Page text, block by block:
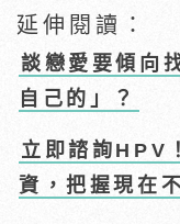
延伸閱讀：
談戀愛要傾向
自己的」？
立即諮詢HPV
資，把握現在